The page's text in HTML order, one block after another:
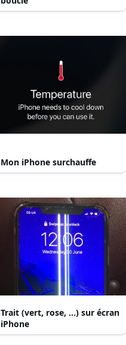
Mon iPhone surchauffe
Trait (vert, rose, ...) sur écran
iPhone